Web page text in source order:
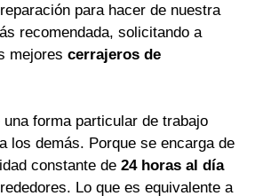
para hacer de nuestra
recomendada, solicitando a
mejores cerrajeros de
una forma particular de trabajo
los demás. Porque se encarga de
constante de 24 horas al día
Lo que es equivalente a